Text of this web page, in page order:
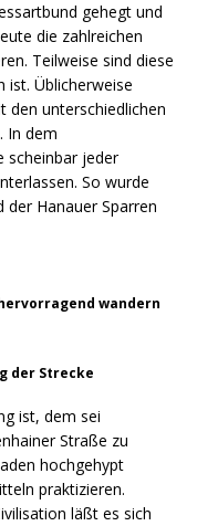
gehegt und
die zahlreichen
Teilweise sind diese
ist. Üblicherweise
den unterschiedlichen
In dem
scheinbar jeder
So wurde
der Hanauer Sparren
wandern
der Strecke
ist, dem sei
Straße zu
hochgehypt
praktizieren.
läßt es sich